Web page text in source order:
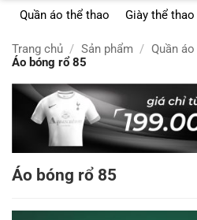
Quần áo thể thao Giày thể thao
Trang chủ / Sản phẩm / Quần
Áo bóng rổ 85
Áo bóng rổ 85